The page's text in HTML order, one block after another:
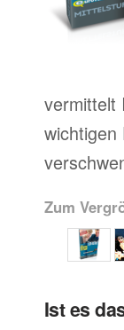
vermittelt
Zum
Ist es